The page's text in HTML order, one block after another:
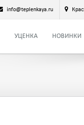
info@teplenkaya.ru
УЦЕНКА НОВИНКИ